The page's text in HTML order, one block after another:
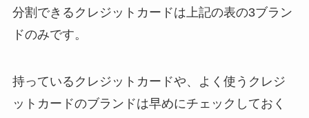
分割できるクレジットカードは上記の表の3ブラン
ドのみです。
持っているクレジットカードや、よく使うクレジ
ットカードのブランドは早めにチェックしておく